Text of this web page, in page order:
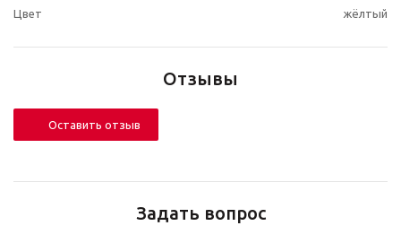
Цвет жёлтый
Отзывы
Оставить отзыв
Задать вопрос